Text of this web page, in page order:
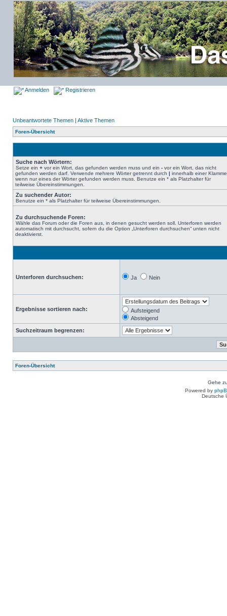
Anmelden Registrieren
Unbeantwortete Themen | Aktive Themen
Foren-Übersicht
Suche nach Wörtern:
Setze ein + vor ein Wort, das gefunden werden muss und ein - vor ein Wort, das nicht
gefunden werden darf. Verwende mehrere Wörter getrennt durch | innerhalb einer
wenn nur eines der Wörter gefunden werden muss. Benutze ein * als Platzhalter für
teilweise Übereinstimmungen.
Zu suchender Autor:
Benutze ein * als Platzhalter für teilweise Übereinstimmungen.
Zu durchsuchende Foren:
Wähle das Forum oder die Foren aus, in denen gesucht werden soll. Unterforen werden
automatisch mit durchsucht, sofern du die Option „Unterforen durchsuchen“ unten nicht
deaktivierst.
Unterforen durchsuchen: Ja Nein
Ergebnisse sortieren nach:
Aufsteigend
Absteigend
Suchzeitraum begrenzen:
Foren-Übersicht
Gehe
Powered by
Deutsche